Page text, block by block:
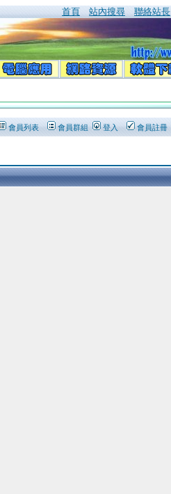
首頁 站內搜尋 聯絡站長
會員列表 會員群組 登入 會員註冊